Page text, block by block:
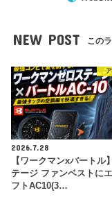
NEW POST この
2026.7.28
【ワークマンxバートル
テージ ファンベストに
フトAC10(3…